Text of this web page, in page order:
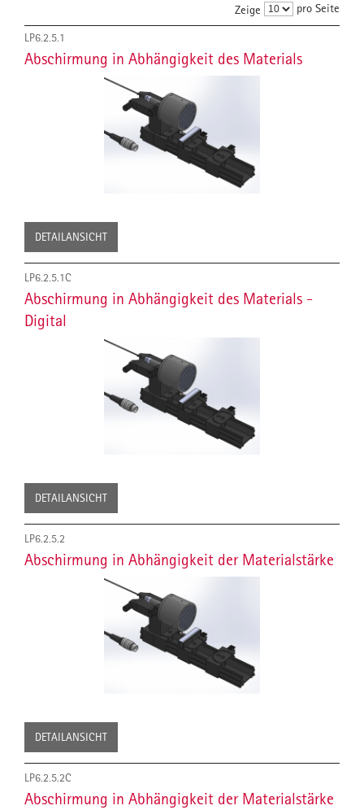
Zeige pro Seite
LP6.2.5.1
Abschirmung in Abhängigkeit des Materials
DETAILANSICHT
LP6.2.5.1C
Abschirmung in Abhängigkeit des Materials -
Digital
DETAILANSICHT
LP6.2.5.2
Abschirmung in Abhängigkeit der Materialstärke
DETAILANSICHT
LP6.2.5.2C
Abschirmung in Abhängigkeit der Materialstärke